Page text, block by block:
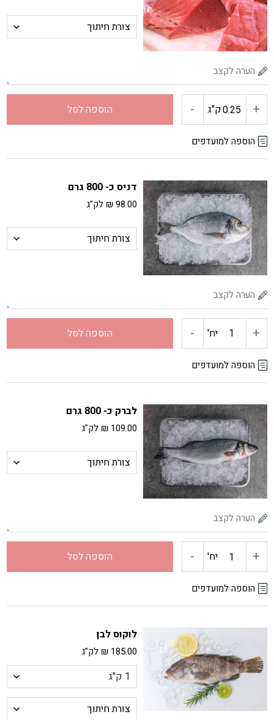
סלמון
+ כמות
של
טונה
אדומה
ק"ג - הוספה לסל
הוספה למועדפים
דניס כ- 800 גרם
₪98.00 לק"ג
+ כמות
של
כ-
800
גרם
יח' - הוספה לסל
הוספה למועדפים
לברק כ- 800 גרם
₪ 109.00 לק"ג
+ כמות
של
800
יח' - הוספה לסל
הוספה למועדפים
לוקוס לבן
₪ 185.00 לק"ג